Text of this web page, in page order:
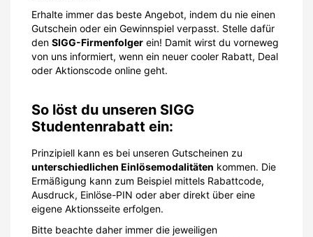
Erhalte immer das beste Angebot, indem du nie einen
Gutschein oder ein Gewinnspiel verpasst. Stelle dafür
den SIGG-Firmenfolger ein! Damit wirst du vorneweg
von uns informiert, wenn ein neuer cooler Rabatt, Deal
oder Aktionscode online geht.
So löst du unseren SIGG
Studentenrabatt ein:
Prinzipiell kann es bei unseren Gutscheinen zu
unterschiedlichen Einlösemodalitäten kommen. Die
Ermäßigung kann zum Beispiel mittels Rabattcode,
Ausdruck, Einlöse-PIN oder aber direkt über eine
eigene Aktionsseite erfolgen.
Bitte beachte daher immer die jeweiligen